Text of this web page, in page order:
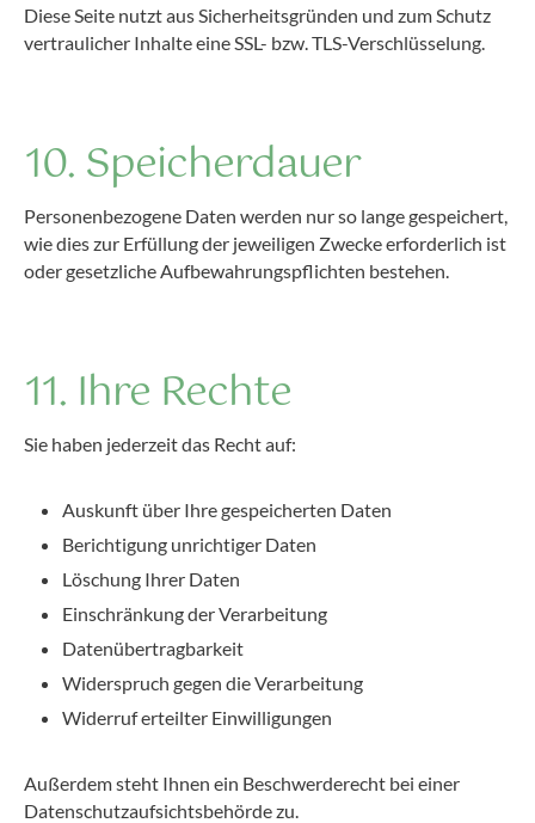
Diese Seite nutzt aus Sicherheitsgründen und zum Schutz
vertraulicher Inhalte eine SSL- bzw. TLS-Verschlüsselung.
10. Speicherdauer
Personenbezogene Daten werden nur so lange gespeichert,
wie dies zur Erfüllung der jeweiligen Zwecke erforderlich ist
oder gesetzliche Aufbewahrungspflichten bestehen.
11. Ihre Rechte
Sie haben jederzeit das Recht auf:
Auskunft über Ihre gespeicherten Daten
Berichtigung unrichtiger Daten
Löschung Ihrer Daten
Einschränkung der Verarbeitung
Datenübertragbarkeit
Widerspruch gegen die Verarbeitung
Widerruf erteilter Einwilligungen
Außerdem steht Ihnen ein Beschwerderecht bei einer
Datenschutzaufsichtsbehörde zu.